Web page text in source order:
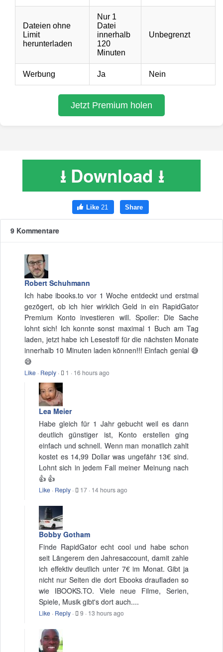
⭳ Download ⭳
9 Kommentare
Robert Schuhmann
Ich habe ibooks.to vor 1 Woche entdeckt und erstmal
gezögert, ob ich hier wirklich Geld in ein RapidGator
Premium Konto investieren will. Spoiler: Die Sache
lohnt sich! Ich konnte sonst maximal 1 Buch am Tag
laden, jetzt habe ich Lesestoff für die nächsten Monate
innerhalb 10 Minuten laden können!!! Einfach genial 😅
😅
Like · Reply · 1 · 16 hours ago
Lea Meier
Habe gleich für 1 Jahr gebucht weil es dann
deutlich günstiger ist, Konto erstellen ging
einfach und schnell. Wenn man monatlich zahlt
kostet es 14,99 Dollar was ungefähr 13€ sind.
Lohnt sich in jedem Fall meiner Meinung nach
👍 👍
Like · Reply · 17 · 14 hours ago
Bobby Gotham
Finde RapidGator echt cool und habe schon
seit Längerem den Jahresaccount, damit zahle
ich effektiv deutlich unter 7€ im Monat. Gibt ja
nicht nur Seiten die dort Ebooks draufladen so
wie IBOOKS.TO. Viele neue Filme, Serien,
Spiele, Musik gibt's dort auch....
Like · Reply · 9 · 13 hours ago